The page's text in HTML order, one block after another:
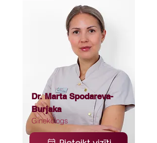
Dr. Marta Spodareva-
Burjaka
Ginekologs